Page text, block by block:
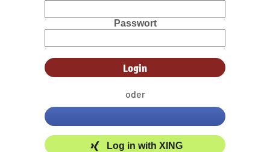
Passwort
oder
Log in with XING